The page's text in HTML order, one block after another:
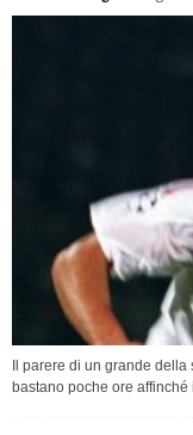
Il parere di un grande
bastano poche ore